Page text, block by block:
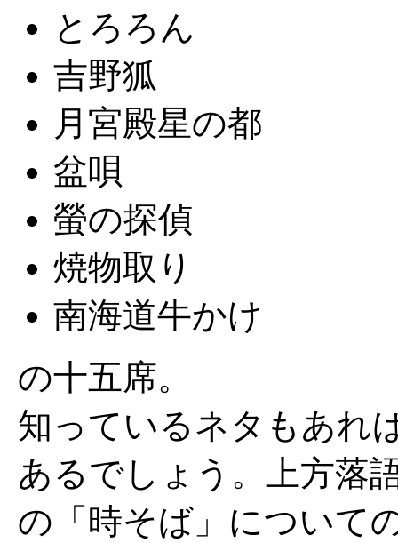
とろろん
吉野狐
月宮殿星の都
盆唄
螢の探偵
焼物取り
南海道牛かけ
の十五席。
知っているネタもあれ
あるでしょう。上方落
の「時そば」について